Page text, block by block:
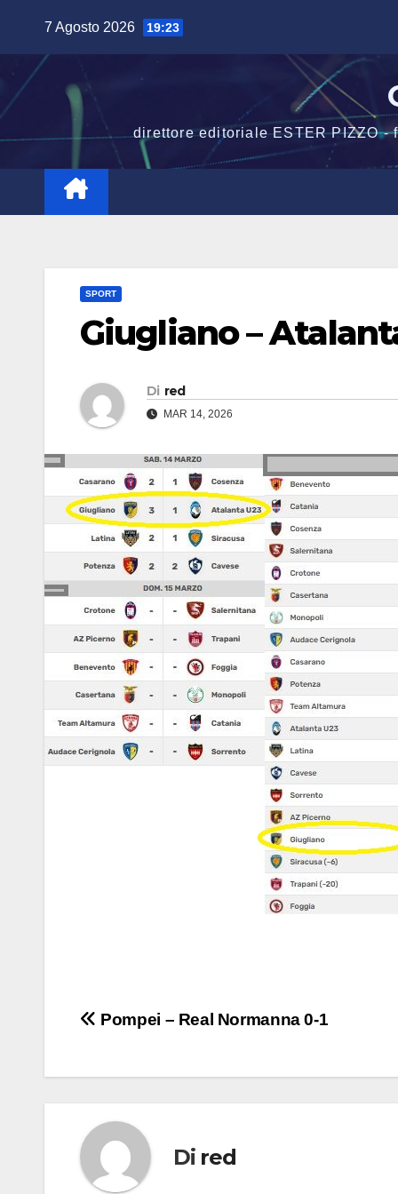
contenuto
7 Agosto 2026 19:23
direttore editoriale ESTER PIZZO -
SPORT
Giugliano –
Di red
MAR 14, 2026
Navigazione
Pompei – Real Normanna 0-1
Di red